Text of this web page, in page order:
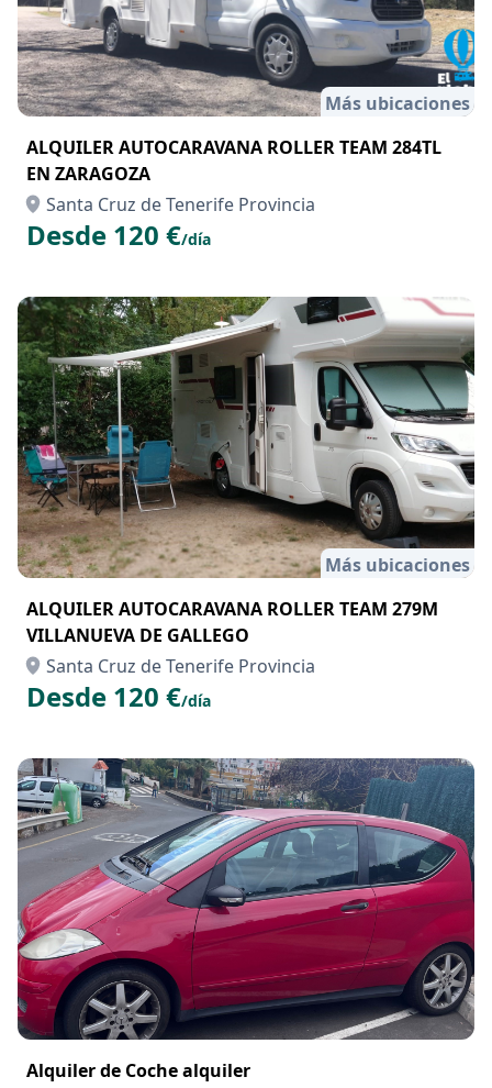
Más ubicaciones
ALQUILER AUTOCARAVANA ROLLER TEAM 284TL
EN ZARAGOZA
Santa Cruz de Tenerife Provincia
Desde 120 €/día
Más ubicaciones
ALQUILER AUTOCARAVANA ROLLER TEAM 279M
VILLANUEVA DE GALLEGO
Santa Cruz de Tenerife Provincia
Desde 120 €/día
Alquiler de Coche alquiler